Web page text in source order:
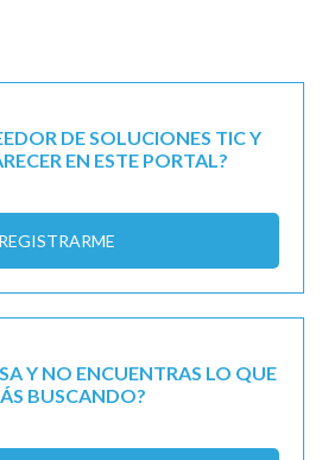
DE SOLUCIONES TIC Y
EN ESTE PORTAL?
REGISTRARME
Y NO ENCUENTRAS LO QUE
BUSCANDO?